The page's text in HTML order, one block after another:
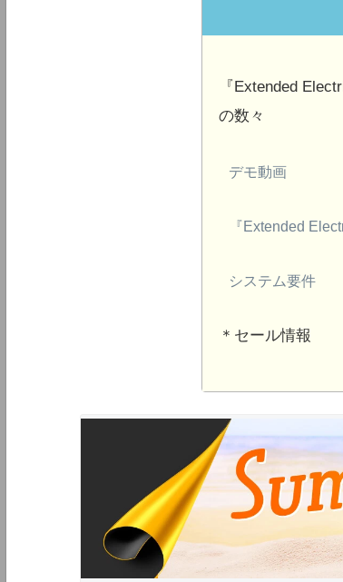
『Extended
の数々
デモ動画
『Extended
システム要件
＊セール情報